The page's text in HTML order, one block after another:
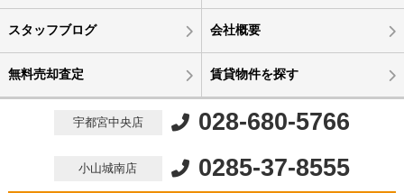
スタッフブログ 会社概要
無料売却査定 賃貸物件を探す
宇都宮中央店 028-680-5766
小山城南店 0285-37-8555